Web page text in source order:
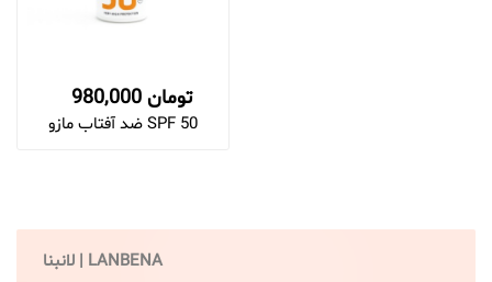
980,000 تومان
ضد آفتاب مازو SPF 50
لانبنا | LANBENA